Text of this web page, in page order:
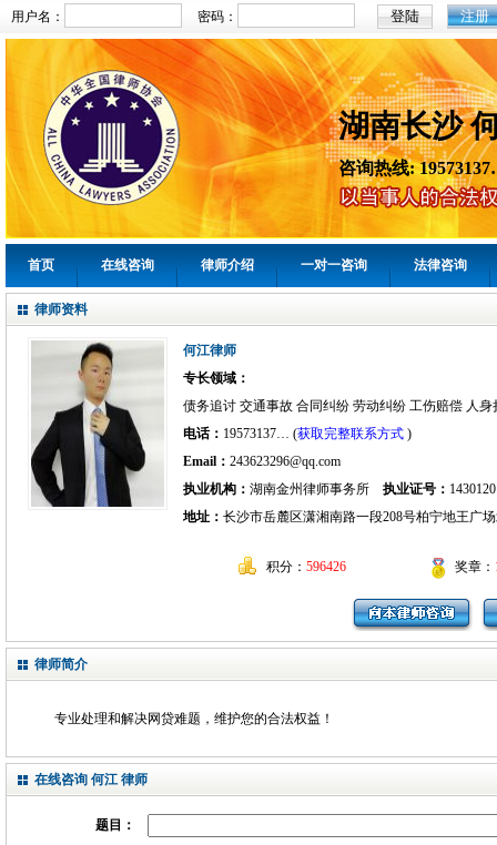
用户名： 密码： 注册
湖南长沙
咨询热线:
首页 在线咨询 律师介绍 一对一咨询 法律咨询
律师资料
何江律师
专长领域：
债务追讨 交通事故 合同纠纷 劳动纠纷 工伤赔偿 人
电话： 19573137… (获取完整联系方式 )
Email： 243623296@qq.com
执业机构： 湖南金州律师事务所 执业证号：
地址： 长沙市岳麓区潇湘南路一段208号柏宁地王广
积分： 596426 奖章：
律师简介
专业处理和解决网贷难题，维护您的合法权益！
在线咨询 何江 律师
题目：